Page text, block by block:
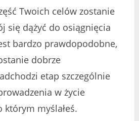
Twoich celów zostanie
się dążyć do osiągnięcia
bardzo prawdopodobne,
dobrze
etap szczególnie
w życie
którym myślałeś.